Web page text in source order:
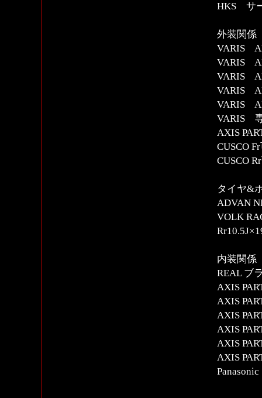
HKS サ
外装関係
VARIS
VARIS
VARIS
VARIS
VARIS
VARIS
AXIS
CUSCO
CUSCO
タイヤ&
ADVAN
VOLK
内装関係
REAL ブ
AXIS
AXIS
AXIS
AXIS
AXIS
AXIS